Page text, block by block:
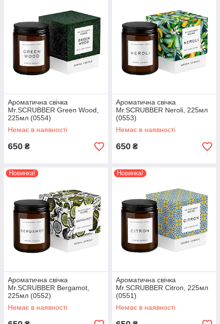
Ароматична свічка
Mr.SCRUBBER Green Wood,
225мл (0554)
Немає в наявності
650 ₴
Ароматична свічка
Mr.SCRUBBER Neroli, 225мл
(0553)
Немає в наявності
650 ₴
Новинка!
Ароматична свічка
Mr.SCRUBBER Bergamot,
225мл (0552)
Немає в наявності
Новинка!
Ароматична свічка
Mr.SCRUBBER Citron, 225мл
(0551)
Немає в наявності